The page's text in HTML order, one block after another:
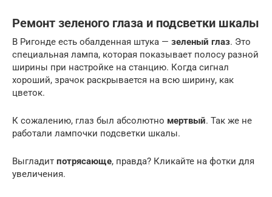
Ремонт зеленого глаза и подсветки шкалы
В Ригонде есть обалденная штука — зеленый глаз. Это
специальная лампа, которая показывает полосу разной
ширины при настройке на станцию. Когда сигнал
хороший, зрачок раскрывается на всю ширину, как
цветок.
К сожалению, глаз был абсолютно мертвый. Так же не
работали лампочки подсветки шкалы.
Выгладит потрясающе, правда? Кликайте на фотки для
увеличения.